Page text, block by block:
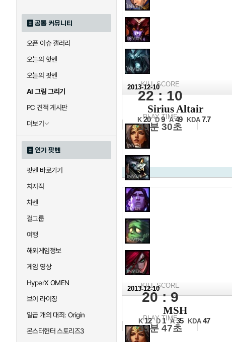
공통 커뮤니티
오픈 이슈 갤러리
오늘의 핫벤
오늘의 팟벤
AI 그림 그리기
PC 견적 게시판
더보기
인기 팟벤
팟벤 바로가기
치지직
차벤
걸그룹
여행
해외게임정보
게임 영상
HyperX OMEN
브이 라이징
일곱 개의 대죄: Origin
몬스터헌터 스토리즈3
KILL SCORE
22 : 10
PLAY TIME
39분 30초
2013-12-10
16강 C조 2일차 2경기
Sirius Altair
K 20 D 9 A 49 KDA 7.7
KILL SCORE
20 : 9
PLAY TIME
39분 47초
2013-12-10
16강 C조 2일차 1경기
MSH
K 12 D 1 A 35 KDA 47